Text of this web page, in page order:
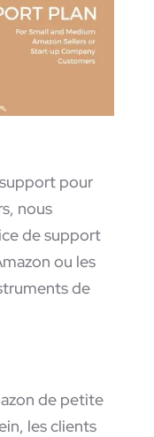
pour
nous
de support
ou les
de
de petite
les clients